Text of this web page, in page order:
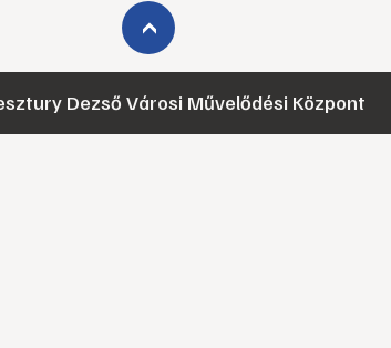
›
Dezső Városi Művelődési Központ